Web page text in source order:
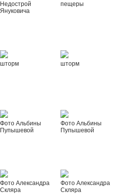
Недострой
Януковича
пещеры
шторм шторм
Фото Альбины
Пупышевой
Фото Альбины
Пупышевой
Фото Александра
Скляра
Фото Александра
Скляра